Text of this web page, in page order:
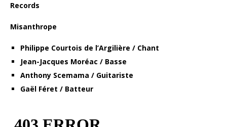
Records
Misanthrope
Philippe Courtois de l’Argilière / Chant
Jean-Jacques Moréac / Basse
Anthony Scemama / Guitariste
Gaël Féret / Batteur